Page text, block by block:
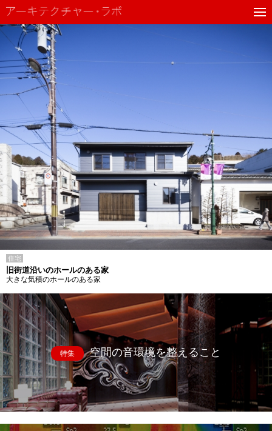
住宅
旧街道沿いのホールのある家
大きな気積のホールのある家
特集 空間の音環境を整えること